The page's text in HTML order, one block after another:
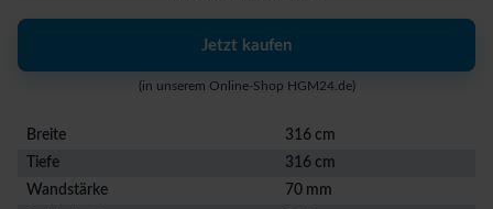
Jetzt kaufen
(in unserem Online-Shop HGM24.de)
Breite
316 cm
Tiefe
316 cm
Wandstärke
70 mm